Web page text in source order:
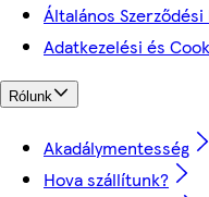
Általános
Adatkezelési és
Rólunk
Akadálymentesség
Hova szállítunk?